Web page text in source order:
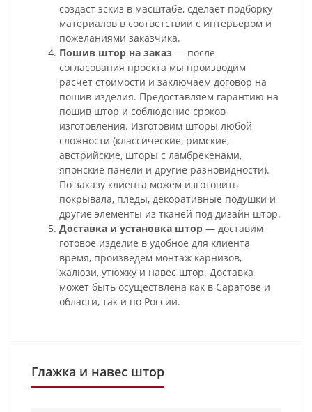
создаст эскиз в масштабе, сделает подборку
материалов в соответствии с интерьером и
пожеланиями заказчика.
Пошив штор на заказ — после
согласования проекта мы производим
расчет стоимости и заключаем договор на
пошив изделия. Предоставляем гарантию на
пошив штор и соблюдение сроков
изготовления. Изготовим шторы любой
сложности (классические, римские,
австрийские, шторы с ламбрекенами,
японские панели и другие разновидности).
По заказу клиента можем изготовить
покрывала, пледы, декоративные подушки и
другие элементы из тканей под дизайн штор.
Доставка и установка штор — доставим
готовое изделие в удобное для клиента
время, произведем монтаж карнизов,
жалюзи, утюжку и навес штор. Доставка
может быть осуществлена как в Саратове и
области, так и по России.
Глажка и навес штор